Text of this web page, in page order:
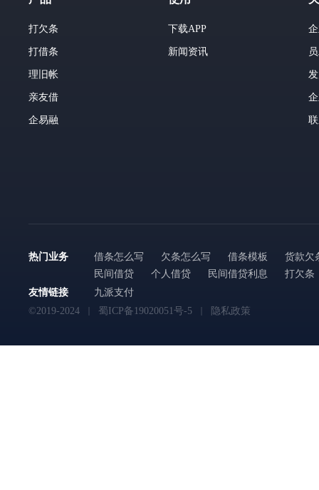
打欠条
打借条
理旧帐
亲友借
企易融
下载APP
新闻资讯
热门业务 借条怎么写 欠条怎么写 借条模板
货款欠
民间借贷
个人借贷 民间借贷利息
打欠条
友情链接
九派支付
©2019-2024
蜀ICP备19020051号-5 隐私政策